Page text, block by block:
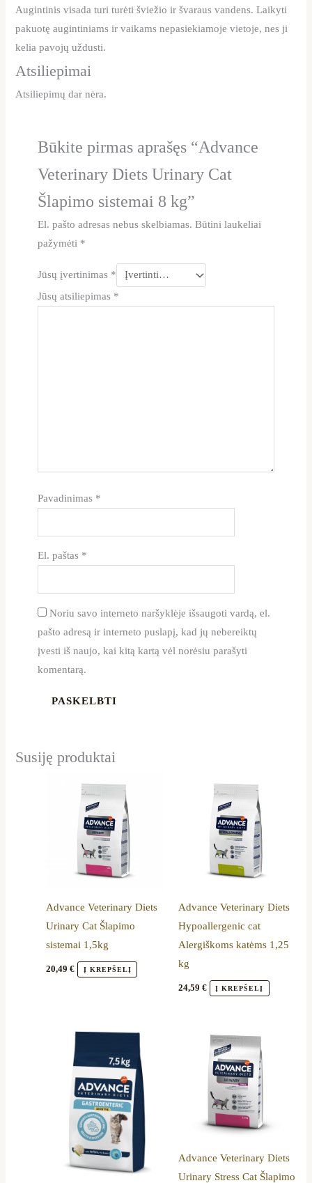
Augintinis visada turi turėti šviežio ir švaraus vandens. Laikyti
pakuotę augintiniams ir vaikams nepasiekiamoje vietoje, nes ji
kelia pavojų uždusti.
Atsiliepimai
Atsiliepimų dar nėra.
Būkite pirmas aprašęs “Advance
Veterinary Diets Urinary Cat
Šlapimo sistemai 8 kg”
El. pašto adresas nebus skelbiamas. Būtini laukeliai
pažymėti *
Jūsų įvertinimas *
Jūsų atsiliepimas *
Pavadinimas *
El. paštas *
Noriu savo interneto naršyklėje išsaugoti vardą, el.
pašto adresą ir interneto puslapį, kad jų nebereiktų
įvesti iš naujo, kai kitą kartą vėl norėsiu parašyti
komentarą.
Susiję produktai
Advance Veterinary Diets
Urinary Cat Šlapimo
sistemai 1,5kg
20,49€ Į KREPŠELĮ
Advance Veterinary Diets
Hypoallergenic cat
Alergiškoms katėms 1,25
kg
24,59 € Į KREPŠELĮ
Advance Veterinary Diets
Urinary Stress Cat Šlapimo